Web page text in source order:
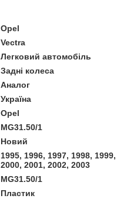
Opel
Vectra
Легковий автомобіль
Задні колеса
Аналог
Україна
Opel
MG31.50/1
Новий
1995, 1996, 1997, 1998, 1999,
2000, 2001, 2002, 2003
MG31.50/1
Пластик